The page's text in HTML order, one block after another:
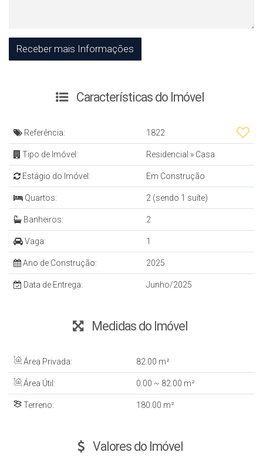
Características do Imóvel
Referência: 1822
Tipo de Imóvel: Residencial » Casa
Estágio do Imóvel: Em Construção
Quartos: 2 (sendo 1 suíte)
Banheiros: 2
Vaga: 1
Ano de Construção: 2025
Data de Entrega: Junho/2025
Medidas do Imóvel
Área Privada: 82.00 m²
Área Útil: 0.00 ~ 82.00 m²
Terreno: 180.00 m²
Valores do Imóvel